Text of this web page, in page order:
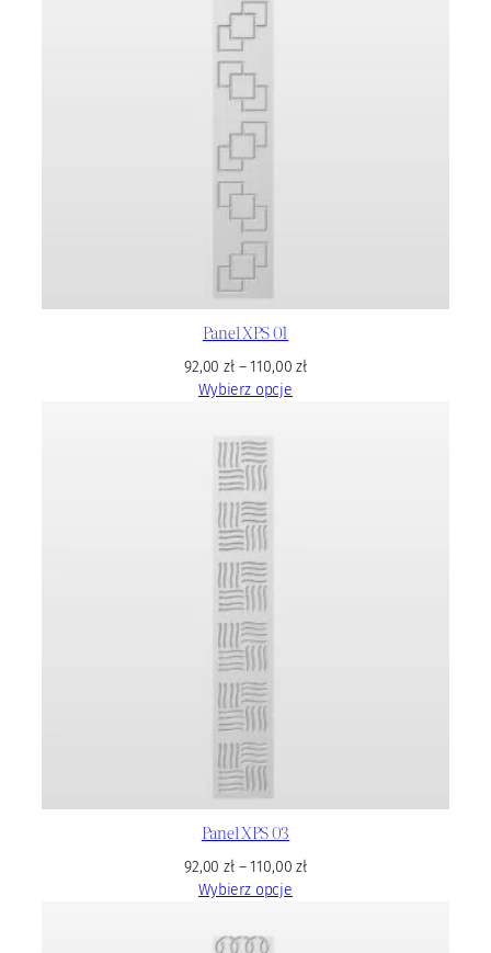
Panel XPS 01
92,00zł– 110,00zł
Wybierz opcje
Panel XPS 03
92,00zł– 110,00zł
Wybierz opcje